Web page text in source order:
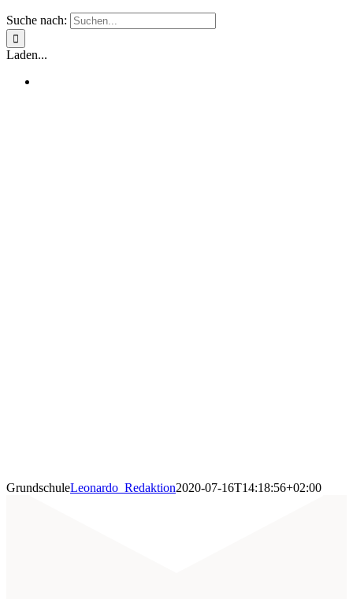
Suche nach:
Laden...
GrundschuleLeonardo_Redaktion2020-07-16T14:18:56+02:00